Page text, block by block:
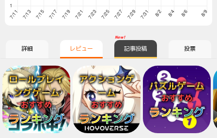
詳細 レビュー
New!
記事投稿 投票
ロールプレイ
ングゲーム
おすすめ
ランキング
アクションゲ
ーム
おすすめ
ランキング
パズルゲーム
おすすめ
ランキング